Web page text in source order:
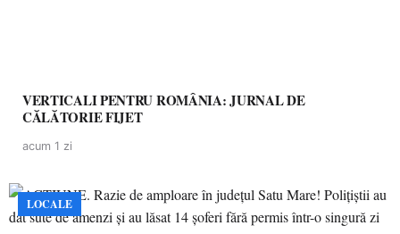
VERTICALI PENTRU ROMÂNIA: JURNAL DE
CĂLĂTORIE FIJET
acum 1 zi
LOCALE